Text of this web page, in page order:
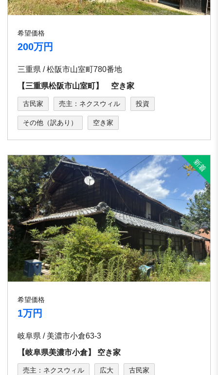
希望価格
200万円
三重県 / 松阪市山室町780番地
【三重県松阪市山室町】 空き家
古民家 売主：ネクスウィル 投資
その他（訳あり） 空き家
希望価格
1万円
岐阜県 / 美濃市小倉63-3
【岐⾩県美濃市⼩倉】 空き家
売主：ネクスウィル 広大 古民家